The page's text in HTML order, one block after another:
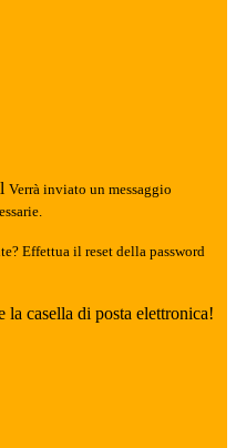
Verrà inviato un messaggio
Effettua il reset della password
casella di posta elettronica!